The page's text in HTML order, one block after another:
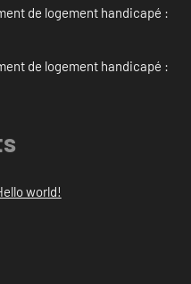
de logement handicapé :
de logement handicapé :
world!